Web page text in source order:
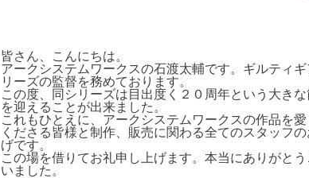
皆さん、こんにちは。
アークシステムワークスの石渡太輔です。ギルティギ
リーズの監督を務めております。
この度、同シリーズは目出度く２０周年という大きな
を迎えることが出来ました。
これもひとえに、アークシステムワークスの作品を愛
くださる皆様と制作、販売に関わる全てのスタッフ
げです。
この場を借りてお礼申し上げます。本当にありがと
いました。